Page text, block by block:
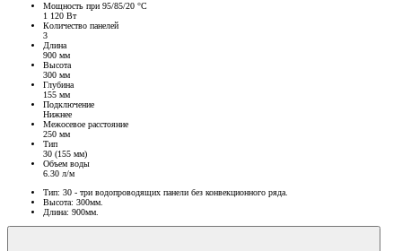
Мощность при 95/85/20 °C
1 120 Вт
Количество панелей
3
Длина
900 мм
Высота
300 мм
Глубина
155 мм
Подключение
Нижнее
Межосевое расстояние
250 мм
Тип
30 (155 мм)
Объем воды
6.30 л/м
Тип: 30 - три водопроводящих панели без конвекционного ряда.
Высота: 300мм.
Длина: 900мм.